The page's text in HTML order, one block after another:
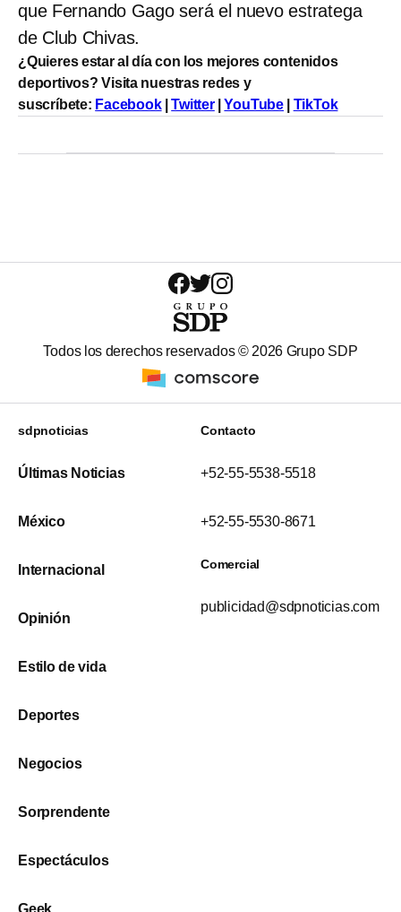
que Fernando Gago será el nuevo estratega
de Club Chivas.
¿Quieres estar al día con los mejores contenidos
deportivos? Visita nuestras redes y
suscríbete: Facebook|Twitter|YouTube TikTok
Todos los derechos reservados © 2026 Grupo SDP
sdpnoticias
Últimas Noticias
México
Internacional
Opinión
Estilo de vida
Deportes
Negocios
Sorprendente
Espectáculos
Geek
Contacto
+52-55-5538-5518
+52-55-5530-8671
Comercial
publicidad@sdpnoticias.com